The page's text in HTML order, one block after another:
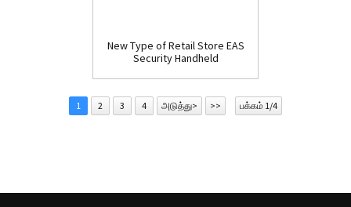
New Type of Retail Store EAS
Security Handheld
1 2 3 4 அடுத்து> >> பக்கம் 1/4